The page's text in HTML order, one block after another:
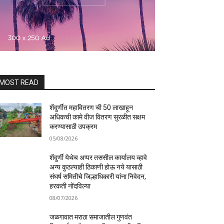
READ
शेंदुर्णीत महावितरण ची 50 लाखाहून
अधिकची कामे वीज वितरण सुरळीत सक्षम
करण्यासाठी उपक्रम
05/08/2026
शेंदुर्णी येथेच अप्पर तससील कार्यालय व्हावे
अन्य कुठल्याही ठिकाणी होऊ नये यासाठी
संघर्ष समितीचे जिल्हाधिकारी यांना निवेदन,
हरकती नोंदविल्या
08/07/2026
जळगावात मराठा समाजातील गुणवंत